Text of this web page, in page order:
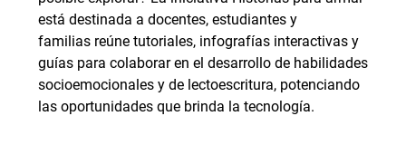
está destinada a docentes, estudiantes y
familias reúne tutoriales, infografías interactivas y
guías para colaborar en el desarrollo de habilidades
socioemocionales y de lectoescritura, potenciando
las oportunidades que brinda la tecnología.